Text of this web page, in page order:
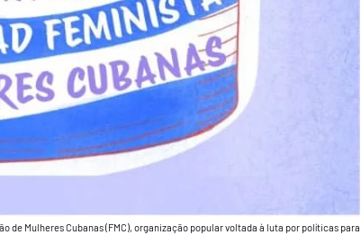
Mulheres Cubanas (FMC), organização popular voltada à luta por políticas para